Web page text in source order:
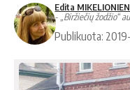
Edita
- „Biržiečių žodžio“
Publikuota: